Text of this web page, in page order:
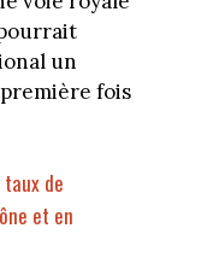
un
fois
de
et en